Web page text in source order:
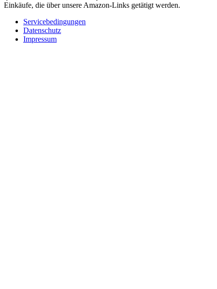
Einkäufe, die über unsere Amazon-Links getätigt werden.
Servicebedingungen
Datenschutz
Impressum